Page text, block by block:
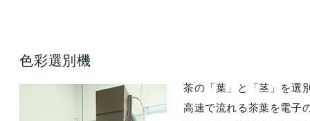
色彩選別機
茶の「葉」と「茎」を選
高速で流れる茶葉を電子